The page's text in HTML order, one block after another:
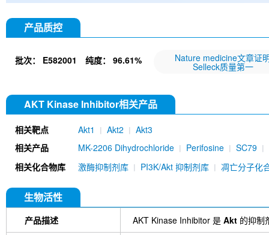
产品质控
批次： E582001 纯度： 96.61% Nature medicine文章证
Selleck质量第一
AKT Kinase Inhibitor相关产品
相关靶点 Akt1 Akt2
Akt3
相关产品
MK-2206 Dihydrochloride Perifosine
SC79
427
TIC10 (ONC201)
Miransertib (ARQ
Antibody (Rabbit mAb) [C19L11]
Analogue
Methyl-Hesperidin BAY1125976
mAb) [M24M10]
Akt3 Antibody (Rabbit mAb)
相关化合物库 激酶抑制剂库 PI3K/Akt 抑制剂库 凋亡分子化
生物活性
产品描述 AKT Kinase Inhibitor 是 Akt 的抑制